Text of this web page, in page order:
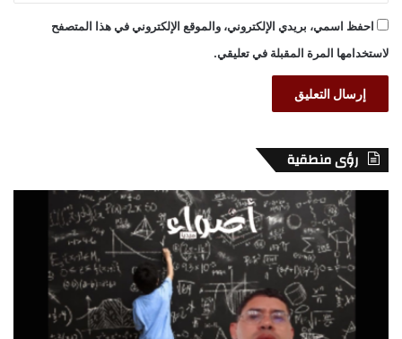
احفظ اسمي، بريدي الإلكتروني، والموقع الإلكتروني في هذا المتصفح
لاستخدامها المرة المقبلة في تعليقي.
رؤى منطقية